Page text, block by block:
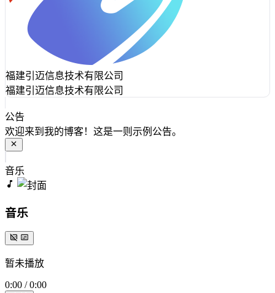
福建引迈信息技术有限公司
福建引迈信息技术有限公司
公告
欢迎来到我的博客！这是一则示例公告。
音乐
音乐
暂未播放
0:00 / 0:00